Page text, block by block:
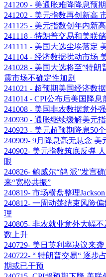
241209 - 美通胀难降降息预
241202 - 美元指数再创新高
241125 - 美元指数创年内新
241118 - 特朗普交易和美联
241111 - 美国大选尘埃落定
241104 - 经济数据扰动市场
241028 - 美国大选将至”特
震市场不确定性加剧
241021 - 超预期美国经济数
241014 - CPI公布后美国降息
241008 - 美国非农数据意外
240930 - 通胀继续缓解美元
240923 - 美元超预期降息50
240909- 9月降息毫无悬念 美
240902- 美元指数筑底反弹
眼
240826- 鲍威尔“鸽 派”发言
来“宽松共振”
240819- 市场横盘整理
240812- 一周动荡结束风险
理
240805- 非农就业意外大幅
数上升
240729- 美日英利率决议来
240722- “ 特朗普交易“ 逐步
期或已干预